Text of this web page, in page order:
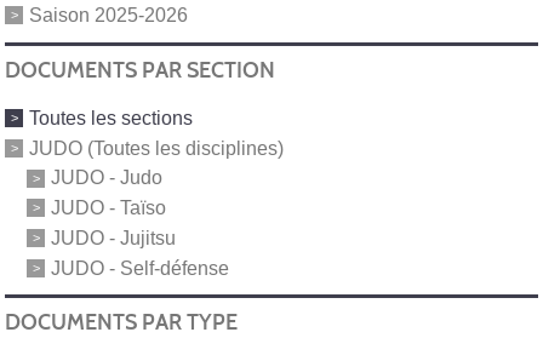
Saison 2025-2026
DOCUMENTS PAR SECTION
Toutes les sections
JUDO (Toutes les disciplines)
JUDO - Judo
JUDO - Taïso
JUDO - Jujitsu
JUDO - Self-défense
DOCUMENTS PAR TYPE